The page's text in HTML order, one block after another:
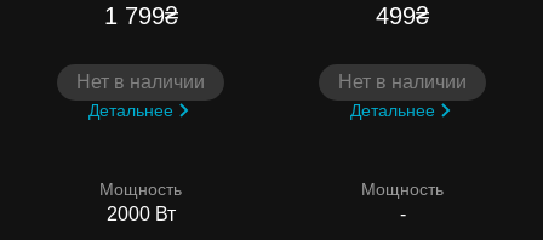
1 799₴
Нет в наличии
Детальнее
Мощность
2000 Вт
499₴
Нет в наличии
Детальнее
Мощность
-